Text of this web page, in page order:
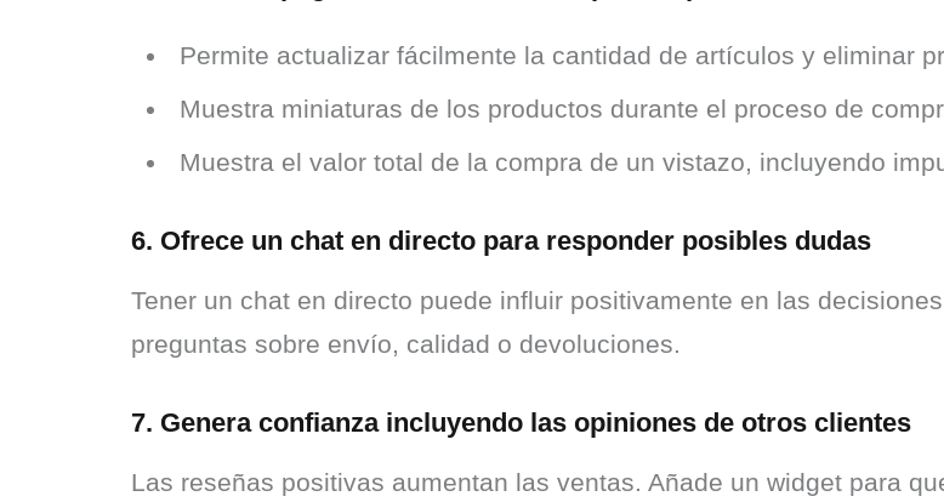
Permite actualizar fácilmente la cantidad de artículos y eliminar
Muestra miniaturas de los productos durante el proceso de
Muestra el valor total de la compra de un vistazo, incluyendo
6. Ofrece un chat en directo para responder posibles dudas
Tener un chat en directo puede influir positivamente en las
preguntas sobre envío, calidad o devoluciones.
7. Genera confianza incluyendo las opiniones de otros clientes
Las reseñas positivas aumentan las ventas. Añade un widget para